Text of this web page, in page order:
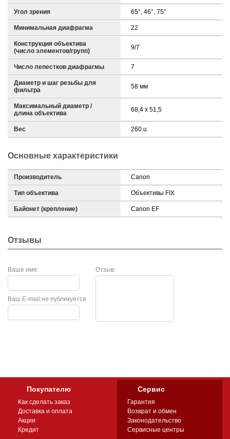
Угол зрения 65°, 46°, 75°
Минимальная диафрагма 22
Конструкция объектива
(число элементов/групп)
9/7
Число лепестков диафрагмы 7
Диаметр и шаг резьбы для
фильтра
58 мм
Максимальный диаметр /
длина объектива
68,4 x 51,5
Вес 260 u
Основные характеристики
Производитель Canon
Тип объектива Объективы FIX
Байонет (крепление) Canon EF
Отзывы
Ваше имя: Отзыв:
не публикуется
Ваш E-mail:
Покупателю
Как сделать заказ
Доставка и оплата
Акции
Кредит
Сервис
Гарантия
Возврат и обмен
Законодательство
Сервисные центры